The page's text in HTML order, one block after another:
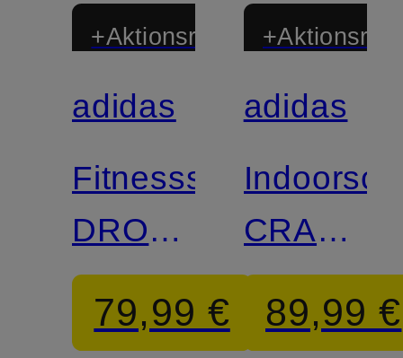
+Aktionsrabatt
Zertifiziert
adidas
Fitnessschuhe
DROPSET
4
POWER
79,99 €
Zertifiziert
adidas
6
89,99 €